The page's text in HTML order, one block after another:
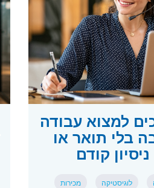
למצוא עבודה
בלי תואר או
ניסיון קודם
לוגיסטיקה מכירות